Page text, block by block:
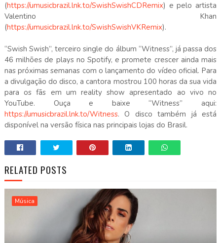
(https://umusicbrazil.lnk.to/SwishSwishCDRemix) e pelo artista
Valentino Khan
(https://umusicbrazil.lnk.to/SwishSwishVKRemix).
“Swish Swish”, terceiro single do álbum “Witness”, já passa dos
46 milhões de plays no Spotify, e promete crescer ainda mais
nas próximas semanas com o lançamento do vídeo oficial. Para
a divulgação do disco, a cantora mostrou 100 horas da sua vida
para os fãs em um reality show apresentado ao vivo no
YouTube. Ouça e baixe “Witness” aqui:
https://umusicbrazil.lnk.to/Witness. O disco também já está
disponível na versão física nas principais lojas do Brasil.
RELATED POSTS
Música